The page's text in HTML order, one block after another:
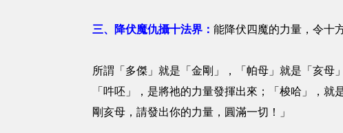
三、降伏魔仇攝十法界：能降伏四魔的力量，令十
所謂「多傑」就是「金剛」，「帕母」就是「亥母
「吽呸」，是將祂的力量發揮出來；「梭哈」，
剛亥母，請發出你的力量，圓滿一切！」